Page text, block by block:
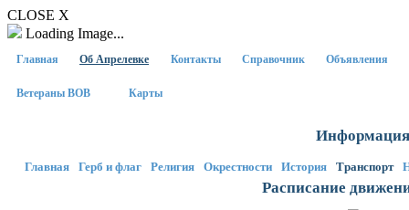
CLOSE X
Loading Image...
Главная Об Апрелевке Контакты Справочник Объявления
Ветераны ВОВ Карты
Информация
Главная Герб и флаг Религия Окрестности История Транспорт
Расписание